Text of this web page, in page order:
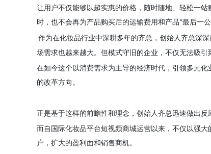
让用户不仅能够以超实惠的价格，随时随地、轻松一
时，也不会再为产品购买后的运输费用和产品“最后一
作为在化妆品行业中深耕多年的齐总 ， 创始人齐总深深
场需求也越来越大。但模式守旧的企业，不仅无法吸
在如今这个以消费需求为主导的经济时代，引领多元
的改革方向。
正是基于这样的前瞻性和理念， 创始人齐总迅速做出反
而自 国际化妆品平台短视频商城运营以来，不仅以强
户，扩大的盈利面和销售商机。